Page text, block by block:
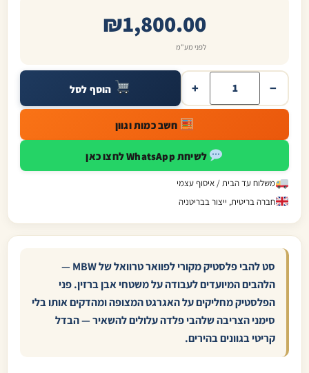
₪1,800.00
לפני מע"מ
−
+ הוסף לסל
חשב כמות וגוון
לשיחת WhatsApp לחצו כאן
משלוח עד הבית / איסוף עצמי
חברה בריטית, ייצור בבריטניה
סט להבי פלסטיק מקורי לפוואר טרוואל של MBW —
הלהבים המיועדים לעבודה על משטחי אבן ברזין. פני
הפלסטיק מחליקים על האגרגט המצופה ומהדקים אותו בלי
סימני הצריבה שלהבי פלדה עלולים להשאיר — הבדל
קריטי בגוונים בהירים.